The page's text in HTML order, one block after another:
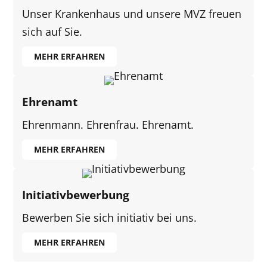
Unser Krankenhaus und unsere MVZ freuen
sich auf Sie.
MEHR ERFAHREN
Ehrenamt
Ehrenmann. Ehrenfrau. Ehrenamt.
MEHR ERFAHREN
Initiativbewerbung
Bewerben Sie sich initiativ bei uns.
MEHR ERFAHREN